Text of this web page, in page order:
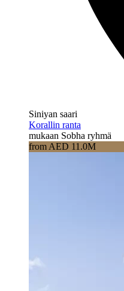
Siniyan saari
Korallin ranta
mukaan Sobha ryhmä
from AED 11.0M